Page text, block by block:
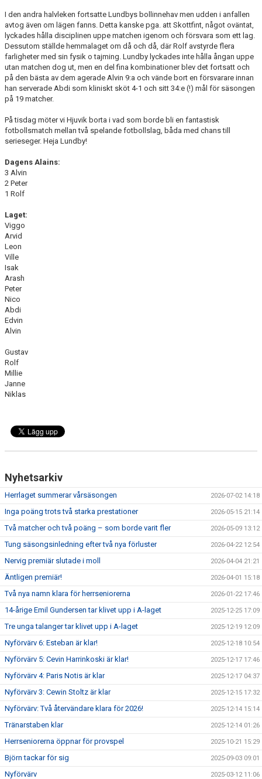
I den andra halvleken fortsatte Lundbys bollinnehav men udden i anfallen
avtog även om lägen fanns. Detta kanske pga. att Skottfint, något oväntat,
lyckades hålla disciplinen uppe matchen igenom och försvara som ett lag.
Dessutom ställde hemmalaget om då och då, där Rolf avstyrde flera
farligheter med sin fysik o tajming. Lundby lyckades inte hålla ångan uppe
utan matchen dog ut, men en del fina kombinationer blev det fortsatt och
på den bästa av dem agerade Alvin 9:a och vände bort en försvarare innan
han serverade Abdi som kliniskt sköt 4-1 och sitt 34:e (!) mål för säsongen
på 19 matcher.
På tisdag möter vi Hjuvik borta i vad som borde bli en fantastisk
fotbollsmatch mellan två spelande fotbollslag, båda med chans till
serieseger. Heja Lundby!
Dagens Alains:
3 Alvin
2 Peter
1 Rolf
Laget:
Viggo
Arvid
Leon
Ville
Isak
Arash
Peter
Nico
Abdi
Edvin
Alvin
Gustav
Rolf
Millie
Janne
Niklas
Nyhetsarkiv
Herrlaget summerar vårsäsongen 2026-07-02 14:18
Inga poäng trots två starka prestationer 2026-05-15 21:14
Två matcher och två poäng – som borde varit fler 2026-05-09 13:12
Tung säsongsinledning efter två nya förluster 2026-04-22 12:54
Nervig premiär slutade i moll 2026-04-04 21:21
Äntligen premiär! 2026-04-01 15:18
Två nya namn klara för herrseniorerna 2026-01-22 17:46
14-årige Emil Gundersen tar klivet upp i A-laget 2025-12-25 17:09
Tre unga talanger tar klivet upp i A-laget 2025-12-19 12:09
Nyförvärv 6: Esteban är klar! 2025-12-18 10:54
Nyförvärv 5: Cevin Harrinkoski är klar! 2025-12-17 17:46
Nyförvärv 4: Paris Notis är klar 2025-12-17 04:37
Nyförvärv 3: Cewin Stoltz är klar 2025-12-15 17:32
Nyförvärv: Två återvändare klara för 2026! 2025-12-14 15:14
Tränarstaben klar 2025-12-14 01:26
Herrseniorerna öppnar för provspel 2025-10-21 15:29
Björn tackar för sig 2025-09-03 09:01
Nyförvärv 2025-03-12 11:06